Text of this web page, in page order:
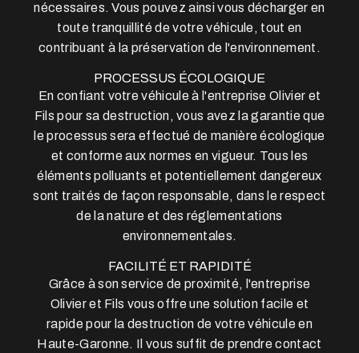
nécessaires. Vous pouvez ainsi vous décharger en
toute tranquillité de votre véhicule, tout en
contribuant à la préservation de l'environnement.
PROCESSUS ÉCOLOGIQUE
En confiant votre véhicule à l'entreprise Olivier et
Fils pour sa destruction, vous avez la garantie que
le processus sera effectué de manière écologique
et conforme aux normes en vigueur. Tous les
éléments polluants et potentiellement dangereux
sont traités de façon responsable, dans le respect
de la nature et des réglementations
environnementales.
FACILITÉ ET RAPIDITÉ
Grâce à son service de proximité, l'entreprise
Olivier et Fils vous offre une solution facile et
rapide pour la destruction de votre véhicule en
Haute-Garonne. Il vous suffit de prendre contact